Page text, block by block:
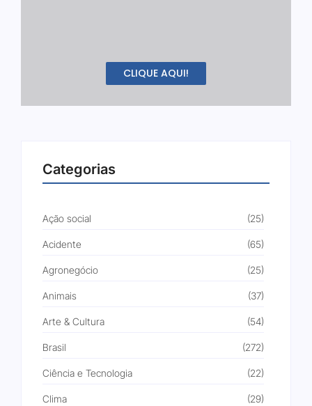
CLIQUE AQUI!
Categorias
Ação social (25)
Acidente (65)
Agronegócio (25)
Animais (37)
Arte & Cultura (54)
Brasil (272)
Ciência e Tecnologia (22)
Clima (29)